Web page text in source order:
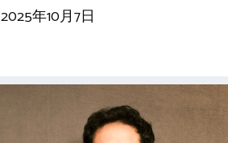
2025年10月7日